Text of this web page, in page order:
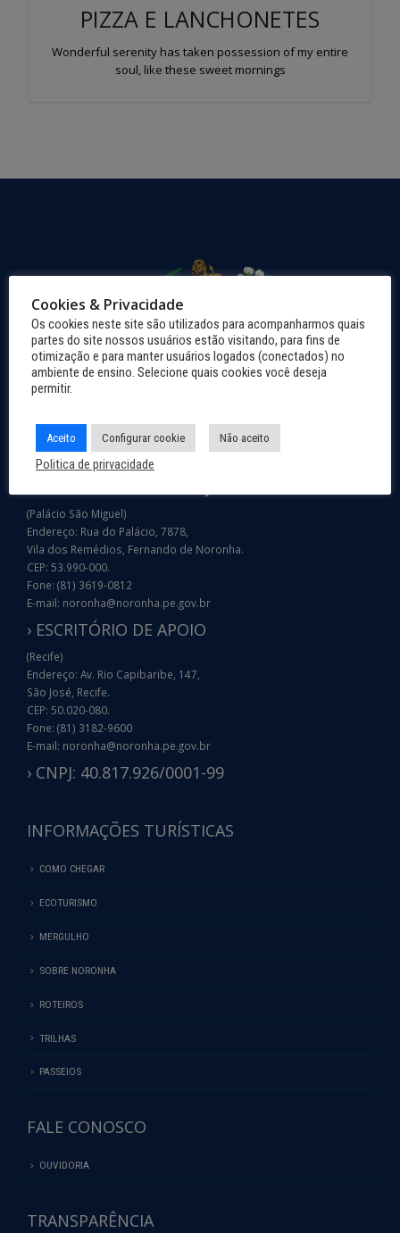
PIZZA E LANCHONETES
Wonderful serenity has taken possession of my entire
soul, like these sweet mornings
(Palácio São Miguel)
Endereço: Rua do Palácio, 7878,
Vila dos Remédios, Fernando de Noronha.
CEP: 53.990-000.
Fone: (81) 3619-0812
E-mail: noronha@noronha.pe.gov.br
› ESCRITÓRIO DE APOIO
(Recife)
Endereço: Av. Rio Capibaribe, 147,
São José, Recife.
CEP: 50.020-080.
Fone: (81) 3182-9600
E-mail: noronha@noronha.pe.gov.br
› CNPJ: 40.817.926/0001-99
INFORMAÇÕES TURÍSTICAS
COMO CHEGAR
ECOTURISMO
MERGULHO
SOBRE NORONHA
ROTEIROS
TRILHAS
PASSEIOS
FALE CONOSCO
OUVIDORIA
TRANSPARÊNCIA
Cookies & Privacidade
Os cookies neste site são utilizados para acompanharmos quais
partes do site nossos usuários estão visitando, para fins de
otimização e para manter usuários logados (conectados) no
ambiente de ensino. Selecione quais cookies você deseja
permitir.
Aceito Configurar cookie Não aceito
Politica de prirvacidade